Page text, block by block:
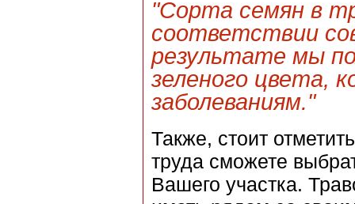
"Сорта семян в
соответствии
результате мы
зеленого цвета,
заболеваниям."
Также, стоит
труда сможете
Вашего участка.